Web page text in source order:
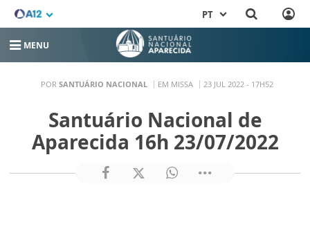
PT
MENU
POR SANTUÁRIO NACIONAL EM MISSA 23 JUL 2022 - 17H52
Santuário Nacional de
Aparecida 16h 23/07/2022